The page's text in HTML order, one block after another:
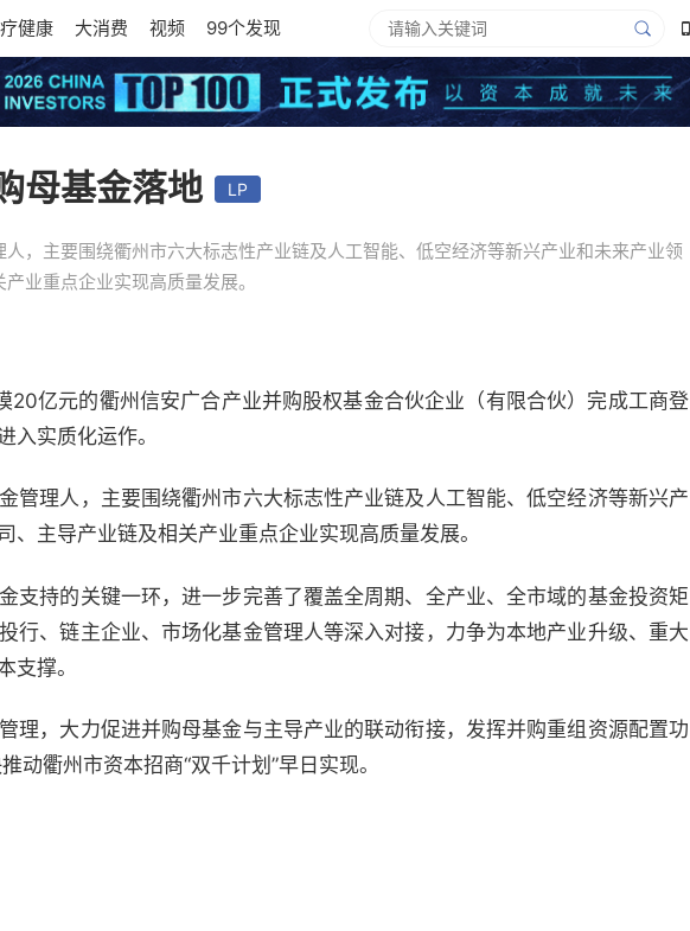
健康 大消费 视频 99个发现
母基金落地 LP
，主要围绕衢州市六大标志性产业链及人工智能、低空经济等新兴产业和未来产业领
业重点企业实现高质量发展。
亿元的衢州信安广合产业并购股权基金合伙企业（有限合伙）完成工商登
入实质化运作。
管理人，主要围绕衢州市六大标志性产业链及人工智能、低空经济等新兴产
主导产业链及相关产业重点企业实现高质量发展。
支持的关键一环，进一步完善了覆盖全周期、全产业、全市域的基金投资矩
行、链主企业、市场化基金管理人等深入对接，力争为本地产业升级、重大
支撑。
理，大力促进并购母基金与主导产业的联动衔接，发挥并购重组资源配置功
动衢州市资本招商“双千计划”早日实现。